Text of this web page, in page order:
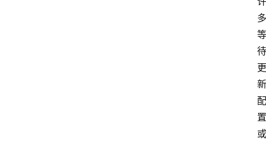
多
等
待
更
新
配
置
或